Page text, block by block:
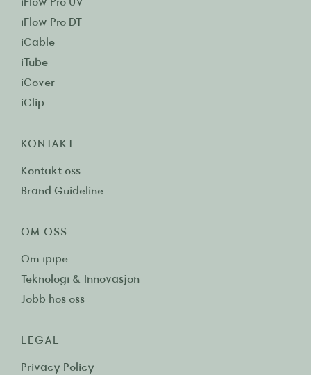
iFlow Pro UV
iFlow Pro DT
iCable
iTube
iCover
iClip
KONTAKT
Kontakt oss
Brand Guideline
OM OSS
Om ipipe
Teknologi & Innovasjon
Jobb hos oss
LEGAL
Privacy Policy